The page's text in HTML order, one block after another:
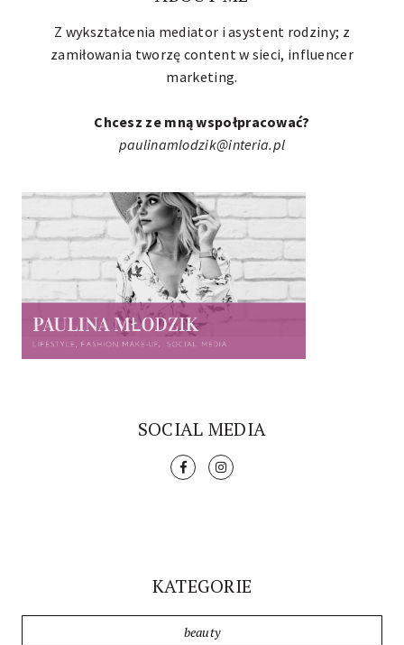
Z wykształcenia mediator i asystent rodziny; z
zamiłowania tworzę content w sieci, influencer
marketing.
Chcesz ze mną wspołpracować?
paulinamlodzik@interia.pl
SOCIAL MEDIA
KATEGORIE
beauty